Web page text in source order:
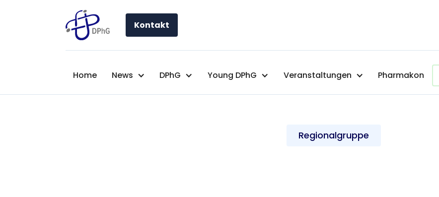
Kontakt
Home News DPhG Young DPhG Veranstaltungen Pharmakon
Regionalgruppe